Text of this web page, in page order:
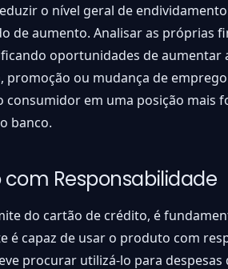
o nível geral de
de aumento. Analisar as próprias
oportunidades de aumentar
promoção ou mudança de
consumidor em uma posição mais
banco.
com Responsabilidade
do cartão de crédito, é
é capaz de usar o produto com
procurar utilizá-lo para despesas